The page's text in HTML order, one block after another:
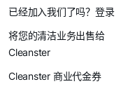
已经加入我们了吗？登录
将您的清洁业务出售给
Cleanster
Cleanster 商业代金券